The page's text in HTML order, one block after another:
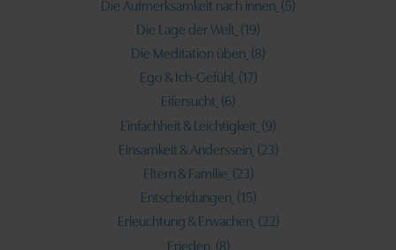
Die Aufmerksamkeit nach innen (5)
Die Lage der Welt (19)
Die Meditation üben (8)
Ego & Ich-Gefühl (17)
Eifersucht (6)
Einfachheit & Leichtigkeit (9)
Einsamkeit & Anderssein (23)
Eltern & Familie (23)
Entscheidungen (15)
Erleuchtung & Erwachen (22)
Frieden (8)